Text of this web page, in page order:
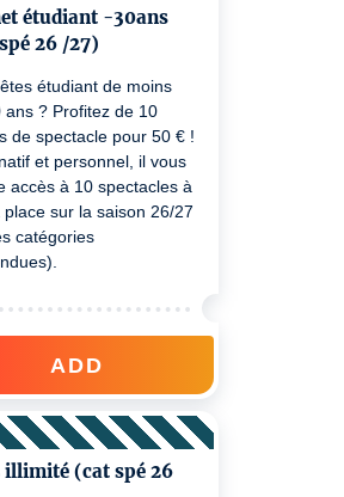
étudiant -30ans
26 /27)
étudiant de moins
ans ? Profitez de 10
de spectacle pour 50 € !
et personnel, il vous
accès à 10 spectacles à
place sur la saison 26/27
catégories
ADD
illimité (cat spé 26